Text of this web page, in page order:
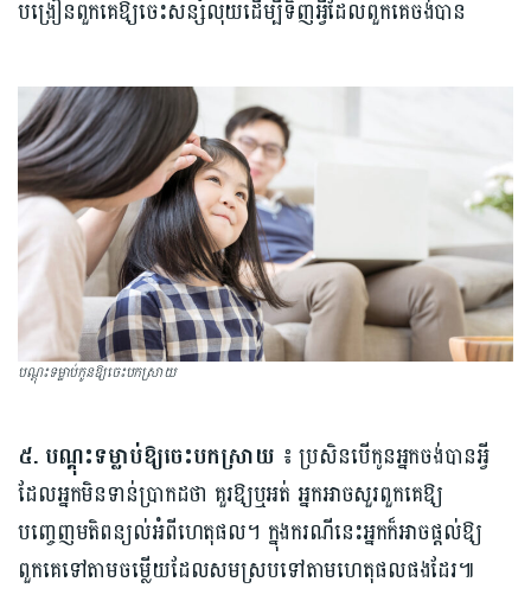
បង្រៀនពួកគេឱ្យចេះសន្សំលុយដើម្បីទិញអ្វីដែលពួកគេចង់បាន
បណ្តុះទម្លាប់កូនឱ្យចេះបកស្រាយ
៥. បណ្តុះទម្លាប់ឱ្យ​ចេះបកស្រាយ ៖ ប្រសិនបើកូនអ្នកចង់បានអ្វី
ដែលអ្នកមិនទាន់ប្រាកដថា គួរឱ្យ​ឬអត់ អ្នកអាចសួរពួកគេឱ្យ​
បញ្ចេញមតិពន្យល់អំពីហេតុផល។ ក្នុងករណីនេះអ្នកក៏អាចផ្តល់ឱ្យ​
ពួកគេទៅតាមចម្លើយដែលសមស្របទៅតាមហេតុផលផងដែរ៕